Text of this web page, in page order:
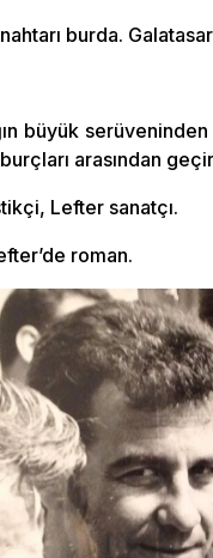
anahtarı burda.
büyük
arasından
Lefter sanatçı.
roman.